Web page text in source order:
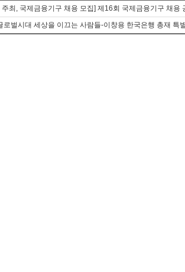
주최, 국제금융기구 채용 모집] 제16회 국제금융기구 채용
로벌시대 세상을 이끄는 사람들-이창용 한국은행 총재 특